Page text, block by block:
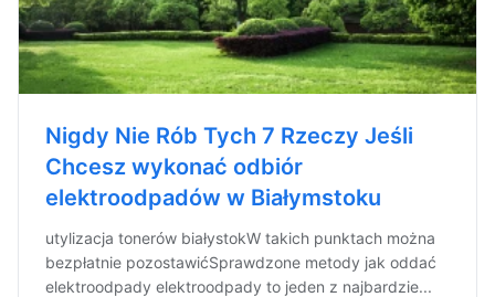
Nigdy Nie Rób Tych 7 Rzeczy Jeśli
Chcesz wykonać odbiór
elektroodpadów w Białymstoku
utylizacja tonerów białystokW takich punktach można
bezpłatnie pozostawićSprawdzone metody jak oddać
elektroodpady elektroodpady to jeden z najbardzie...